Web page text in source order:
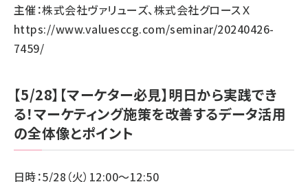
主催：株式会社ヴァリューズ、株式会社グロースＸ
https://www.valuesccg.com/seminar/20240426-
7459/
【5/28】【マーケター必見】明日から実践でき
る！マーケティング施策を改善するデータ活用
の全体像とポイント
日時：5/28（火）12:00～12:50